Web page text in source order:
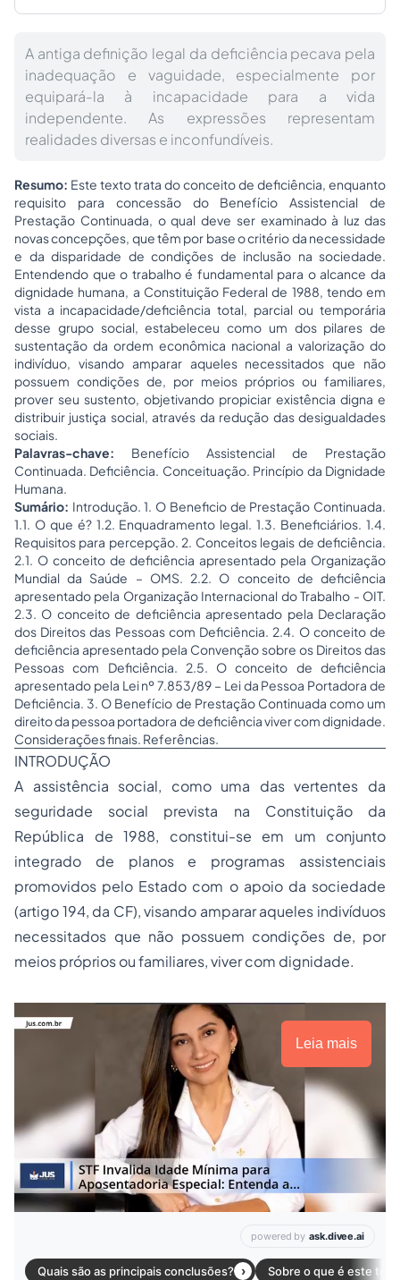
A antiga definição legal da deficiência pecava pela
inadequação e vaguidade, especialmente por
equipará-la à incapacidade para a vida
independente. As expressões representam
realidades diversas e inconfundíveis.
Resumo: Este texto trata do conceito de deficiência, enquanto
requisito para concessão do Benefício Assistencial de
Prestação Continuada, o qual deve ser examinado à luz das
novas concepções, que têm por base o critério da necessidade
e da disparidade de condições de inclusão na sociedade.
Entendendo que o trabalho é fundamental para o alcance da
dignidade humana, a Constituição Federal de 1988, tendo em
vista a incapacidade/deficiência total, parcial ou temporária
desse grupo social, estabeleceu como um dos pilares de
sustentação da ordem econômica nacional a valorização do
indivíduo, visando amparar aqueles necessitados que não
possuem condições de, por meios próprios ou familiares,
prover seu sustento, objetivando propiciar existência digna e
distribuir justiça social, através da redução das desigualdades
sociais.
Palavras-chave: Benefício Assistencial de Prestação
Continuada. Deficiência. Conceituação. Princípio da Dignidade
Humana.
Sumário: Introdução. 1. O Beneficio de Prestação Continuada.
1.1. O que é? 1.2. Enquadramento legal. 1.3. Beneficiários. 1.4.
Requisitos para percepção. 2. Conceitos legais de deficiência.
2.1. O conceito de deficiência apresentado pela Organização
Mundial da Saúde – OMS. 2.2. O conceito de deficiência
apresentado pela Organização Internacional do Trabalho - OIT.
2.3. O conceito de deficiência apresentado pela Declaração
dos Direitos das Pessoas com Deficiência. 2.4. O conceito de
deficiência apresentado pela Convenção sobre os Direitos das
Pessoas com Deficiência. 2.5. O conceito de deficiência
apresentado pela Lei nº 7.853/89 – Lei da Pessoa Portadora de
Deficiência. 3. O Benefício de Prestação Continuada como um
direito da pessoa portadora de deficiência viver com dignidade.
Considerações finais. Referências.
INTRODUÇÃO
A assistência social, como uma das vertentes da
seguridade social prevista na Constituição da
República de 1988, constitui-se em um conjunto
integrado de planos e programas assistenciais
promovidos pelo Estado com o apoio da sociedade
(artigo 194, da CF), visando amparar aqueles indivíduos
necessitados que não possuem condições de, por
meios próprios ou familiares, viver com dignidade.
Leia mais